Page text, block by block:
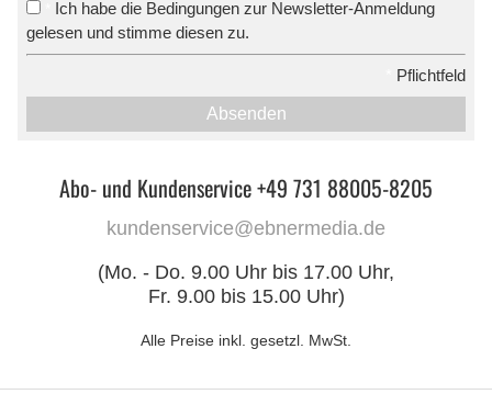
Ich habe die Bedingungen zur Newsletter-Anmeldung
gelesen und stimme diesen zu.
Pflichtfeld
Absenden
Abo- und Kundenservice +49 731 88005-8205
kundenservice@ebnermedia.de
(Mo. - Do. 9.00 Uhr bis 17.00 Uhr,
Fr. 9.00 bis 15.00 Uhr)
Alle Preise inkl. gesetzl. MwSt.